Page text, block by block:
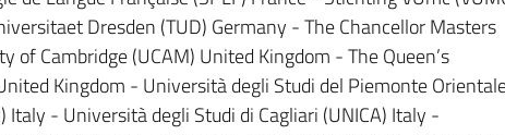
Dresden (TUD) Germany - The Chancellor Masters
of Cambridge (UCAM) United Kingdom - The Queen’s
Kingdom - Università degli Studi del Piemonte
Italy - Università degli Studi di Cagliari (UNICA) Italy -